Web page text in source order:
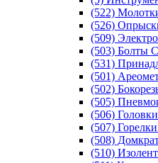
(522)
(526)
(509)
(503) Болты
(531)
(501)
(502)
(505)
(506)
(507)
(508)
(510)